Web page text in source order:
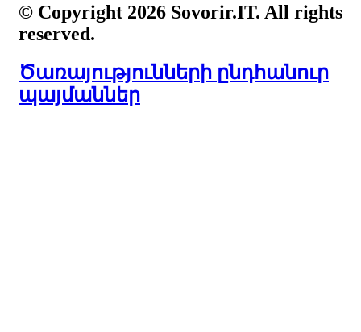
© Copyright 2026 Sovorir.IT. All rights
reserved.
Ծառայությունների ընդհանուր
պայմաններ